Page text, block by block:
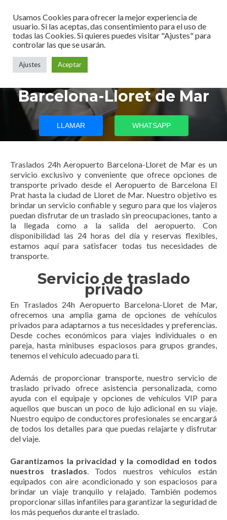
Traslados 24h Aeropuerto
Barcelona-Lloret de Mar
LLAMAR WHATSAPP
Traslados 24h Aeropuerto Barcelona-Lloret de Mar es un
servicio exclusivo y conveniente que ofrece opciones de
transporte privado desde el Aeropuerto de Barcelona El
Prat hasta la ciudad de Lloret de Mar. Nuestro objetivo es
brindar un servicio confiable y seguro para que los viajeros
puedan disfrutar de un traslado sin preocupaciones, tanto a
la llegada como a la salida del aeropuerto. Con
disponibilidad las 24 horas del día y reservas flexibles,
estamos aquí para satisfacer todas tus necesidades de
transporte.
Servicio de traslado
privado
En Traslados 24h Aeropuerto Barcelona-Lloret de Mar,
ofrecemos una amplia gama de opciones de vehículos
privados para adaptarnos a tus necesidades y preferencias.
Desde coches económicos para viajes individuales o en
pareja, hasta minibuses espaciosos para grupos grandes,
tenemos el vehículo adecuado para ti.
Además de proporcionar transporte, nuestro servicio de
traslado privado ofrece asistencia personalizada, como
ayuda con el equipaje y opciones de vehículos VIP para
aquellos que buscan un poco de lujo adicional en su viaje.
Nuestro equipo de conductores profesionales se encargará
de todos los detalles para que puedas relajarte y disfrutar
del viaje.
Garantizamos la privacidad y la comodidad en todos
nuestros traslados. Todos nuestros vehículos están
equipados con aire acondicionado y son espaciosos para
brindar un viaje tranquilo y relajado. También podemos
proporcionar sillas infantiles para garantizar la seguridad de
los más pequeños durante el traslado.
Usamos Cookies para ofrecer la mejor experiencia de
usuario. Si las aceptas, das consentimiento para el uso de
todas las Cookies. Si quieres puedes visitar "Ajustes" para
controlar las que se usarán.
Ajustes Aceptar